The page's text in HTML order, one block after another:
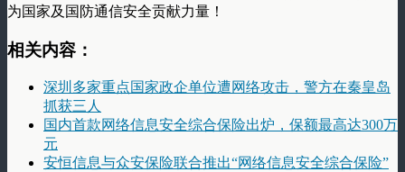
为国家及国防通信安全贡献力量！
相关内容：
深圳多家重点国家政企单位遭网络攻击，警方在秦皇岛
抓获三人
国内首款网络信息安全综合保险出炉，保额最高达300万
元
安恒信息与众安保险联合推出“网络信息安全综合保险”